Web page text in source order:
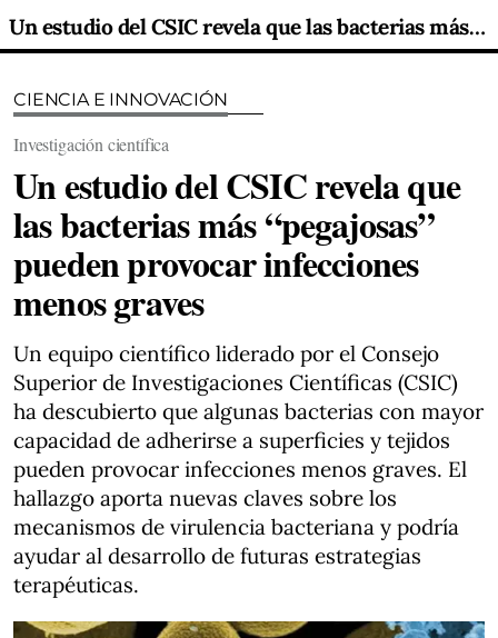
Un estudio del CSIC revela que las bacterias más “pegajosas” pueden provocar infecciones menos graves
CIENCIA E INNOVACIÓN
Investigación científica
Un estudio del CSIC revela que
las bacterias más “pegajosas”
pueden provocar infecciones
menos graves
Un equipo científico liderado por el Consejo
Superior de Investigaciones Científicas (CSIC)
ha descubierto que algunas bacterias con mayor
capacidad de adherirse a superficies y tejidos
pueden provocar infecciones menos graves. El
hallazgo aporta nuevas claves sobre los
mecanismos de virulencia bacteriana y podría
ayudar al desarrollo de futuras estrategias
terapéuticas.